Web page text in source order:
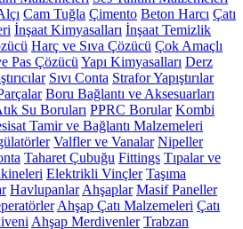
Cam Tuğla Çimento Beton Harcı Çatı
İnşaat Kimyasalları İnşaat Temizlik
Harç ve Sıva Çözücü Çok Amaçlı
Pas Çözücü Yapı Kimyasalları Derz
Sıvı Conta Strafor Yapıştırılar
Boru Bağlantı ve Aksesuarları
Su Boruları PPRC Borular Kombi
Tamir ve Bağlantı Malzemeleri
Valfler ve Vanalar Nipeller
Taharet Çubuğu Fittings Tıpalar ve
Elektrikli Vinçler Taşıma
Havlupanlar Ahşaplar Masif Paneller
Ahşap Çatı Malzemeleri Çatı
Ahşap Merdivenler Trabzan